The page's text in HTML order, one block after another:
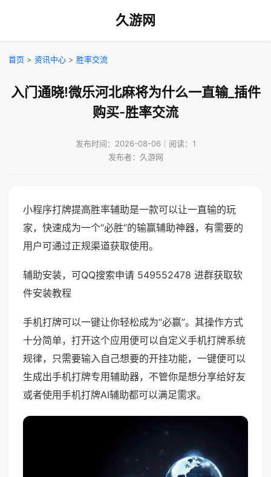
久游网
首页 > 资讯中心 > 胜率交流
入门通晓!微乐河北麻将为什么一直输_插件
购买-胜率交流
发布时间：2026-08-06｜阅读：1
发布者：久游网
小程序打牌提高胜率辅助是一款可以让一直输的玩
家，快速成为一个“必胜”的输赢辅助神器，有需要的
用户可通过正规渠道获取使用。
辅助安装，可QQ搜索申请 549552478 进群获取软
件安装教程
手机打牌可以一键让你轻松成为“必赢”。其操作方式
十分简单，打开这个应用便可以自定义手机打牌系统
规律，只需要输入自己想要的开挂功能，一键便可以
生成出手机打牌专用辅助器，不管你是想分享给好友
或者使用手机打牌AI辅助都可以满足需求。